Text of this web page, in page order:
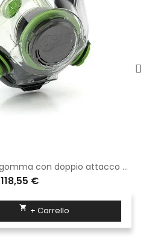
Maschera facciale in gomma con doppio attacco per filtri serie 200
118,55 €
 + Carrello